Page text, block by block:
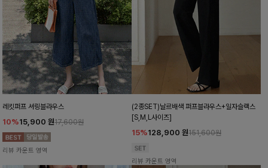
레킷퍼프 셔링블라우스
10%15,900 원17,600원
리뷰 카운트 영역
(2종SET)날르배색 퍼프블라우스+일자슬랙스
[S,M,L사이즈]
15%128,900 원151,600원
리뷰 카운트 영역